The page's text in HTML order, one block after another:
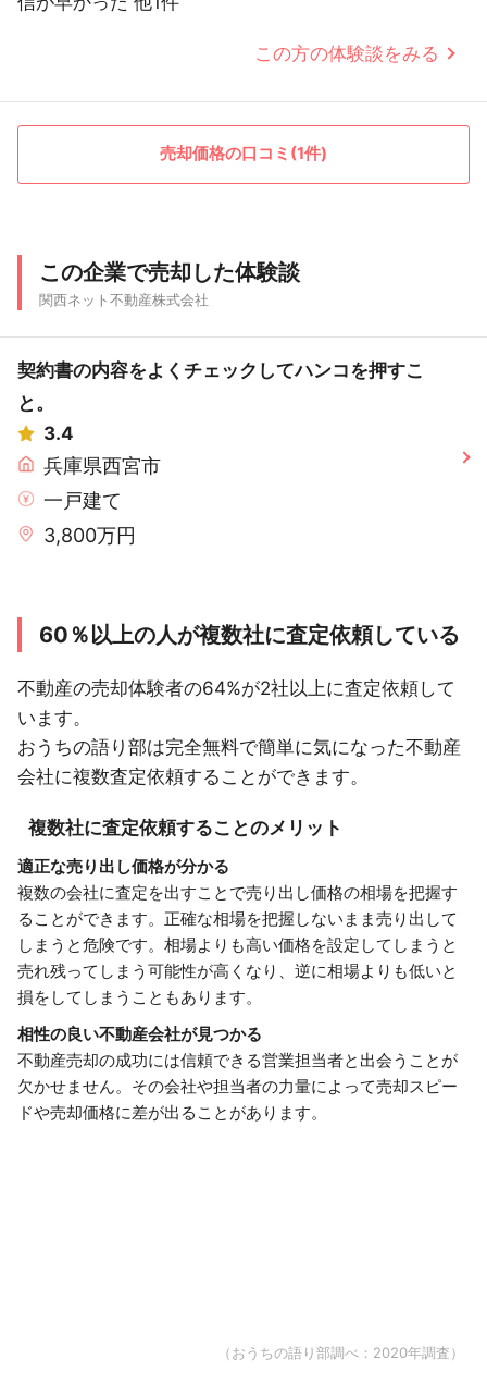
この方の体験談をみる
売却価格の口コミ(1件)
この企業で売却した体験談
関西ネット不動産株式会社
契約書の内容をよくチェックしてハンコを押すこ
と。
3.4
兵庫県西宮市
一戸建て
3,800万円
60％以上の人が複数社に査定依頼している
不動産の売却体験者の64%が2社以上に査定依頼して
います。
おうちの語り部は完全無料で簡単に気になった不動産
会社に複数査定依頼することができます。
複数社に査定依頼することのメリット
適正な売り出し価格が分かる
複数の会社に査定を出すことで売り出し価格の相場を把握す
ることができます。正確な相場を把握しないまま売り出して
しまうと危険です。相場よりも高い価格を設定してしまうと
売れ残ってしまう可能性が高くなり、逆に相場よりも低いと
損をしてしまうこともあります。
相性の良い不動産会社が見つかる
不動産売却の成功には信頼できる営業担当者と出会うことが
欠かせません。その会社や担当者の力量によって売却スピー
ドや売却価格に差が出ることがあります。
（おうちの語り部調べ：2020年調査）